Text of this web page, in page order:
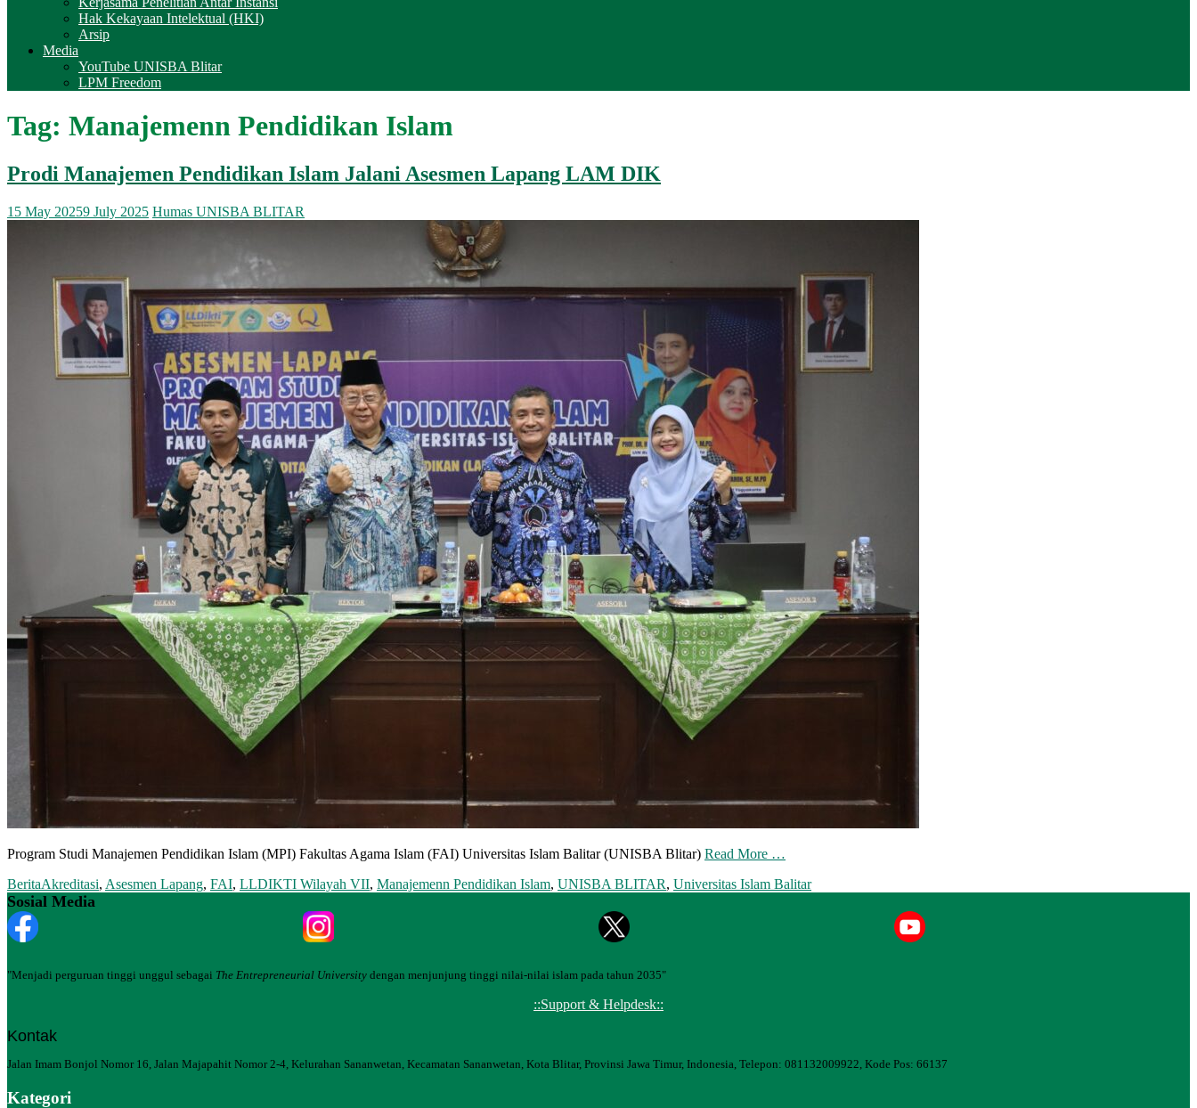
Hak Kekayaan Intelektual (HKI)
Arsip
Media
YouTube UNISBA Blitar
LPM Freedom
Tag: Manajemenn Pendidikan Islam
Prodi Manajemen Pendidikan Islam Jalani Asesmen Lapang LAM DIK
15 May 20259 July 2025 Humas UNISBA BLITAR
Program Studi Manajemen Pendidikan Islam (MPI) Fakultas Agama Islam (FAI) Universitas Islam Balitar (UNISBA Blitar) Read More …
BeritaAkreditasi, Asesmen Lapang, FAI, LLDIKTI Wilayah VII, Manajemenn Pendidikan Islam, UNISBA BLITAR, Universitas Islam Balitar
Sosial Media
"Menjadi perguruan tinggi unggul sebagai The Entrepreneurial University dengan menjunjung tinggi nilai-nilai islam pada tahun 2035"
::Support & Helpdesk::
Kontak
Jalan Imam Bonjol Nomor 16, Jalan Majapahit Nomor 2-4, Kelurahan Sananwetan, Kecamatan Sananwetan, Kota Blitar, Provinsi Jawa Timur, Indonesia, Telepon: 081132009922, Kode Pos: 66137
Kategori